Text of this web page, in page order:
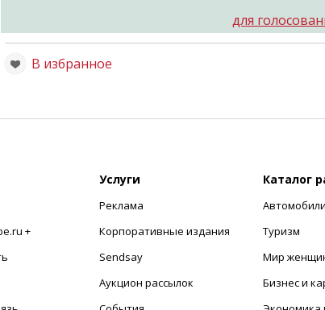
для
В избранное
+
Услуги
Реклама
Корпоративные издания
Sendsay
Аукцион рассылок
Каталог
Автомобили
Туризм
Мир
Бизнес и